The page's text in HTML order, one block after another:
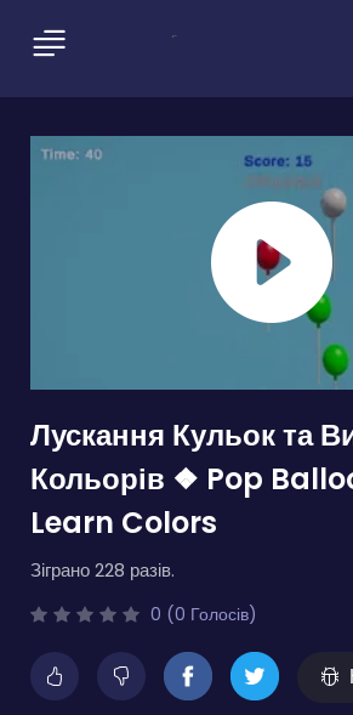
Лускання Кульок та
Кольорів ❖ Pop
Learn Colors
Зіграно 228 разів.
0 (0 Голосів)